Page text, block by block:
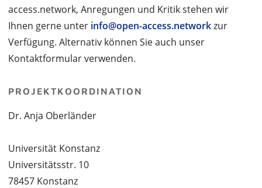
access.network, Anregungen und Kritik stehen wir
Ihnen gerne unter info@open-access.networkzur
Verfügung. Alternativ können Sie auch unser
Kontaktformular verwenden.
PROJEKTKOORDINATION
Dr. Anja Oberländer
Universität Konstanz
Universitätsstr. 10
78457 Konstanz